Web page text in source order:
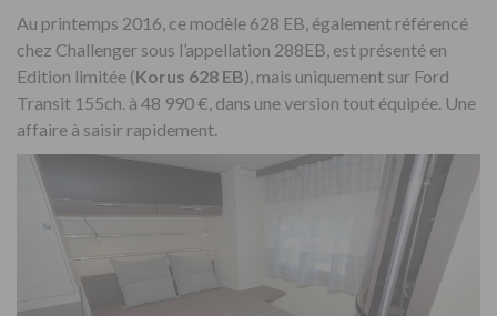
Au printemps 2016, ce modèle 628 EB, également référencé
chez Challenger sous l’appellation 288EB, est présenté en
Edition limitée (Korus 628 EB), mais uniquement sur Ford
Transit 155ch. à 48 990 €, dans une version tout équipée. Une
affaire à saisir rapidement.